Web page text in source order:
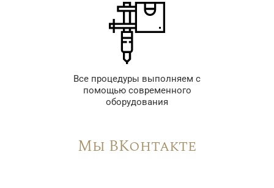
Все процедуры выполняем с
помощью современного
оборудования
Мы ВКонтакте